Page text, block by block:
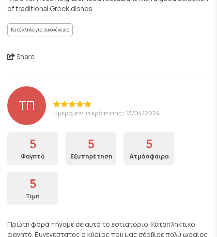
of traditional Greek dishes
Κατάλληλο για οικογένειες
Share
ΤΠ Ημερομηνία κράτησης: 13/04/2024
5
Φαγητό
5
Εξυπηρέτηση
5
Ατμόσφαιρα
5
Τιμή
Πρώτη φορά πήγαμε σε αυτό το εστιατόριο. Καταπληκτικό
φαγητό. Ευγενεστατος ο κύριος που μας σέρβιρε πολύ ωραίος